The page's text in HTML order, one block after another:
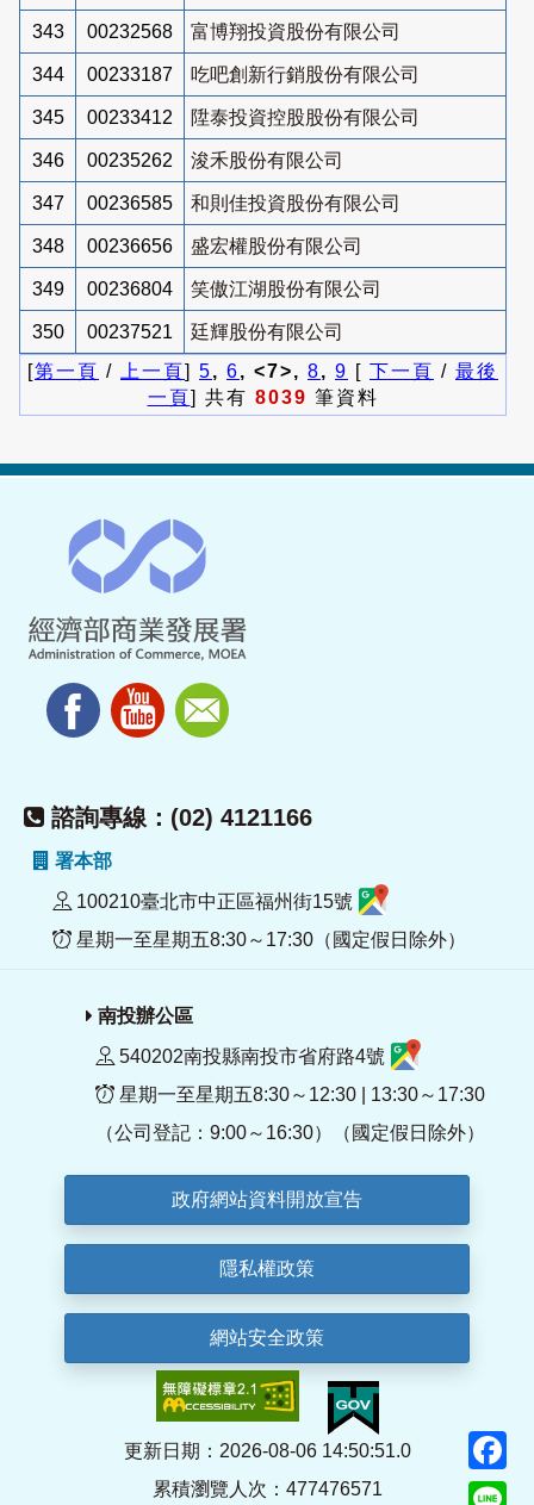
343 00232568 富博翔投資股份有限公司
344 00233187 吃吧創新行銷股份有限公司
345 00233412 陞泰投資控股股份有限公司
346 00235262 浚禾股份有限公司
347 00236585 和則佳投資股份有限公司
348 00236656 盛宏權股份有限公司
349 00236804 笑傲江湖股份有限公司
350 00237521
廷輝股份有限公司
[第一頁 / 上一頁] 5, 6, <7>, 8, 9 [ 下一頁 / 最後
一頁] 共有 8039 筆資料
諮詢專線：(02) 4121166
署本部
100210臺北市中正區福州街15號
星期一至星期五8:30～17:30（國定假日除外）
南投辦公區
540202南投縣南投市省府路4號
星期一至星期五8:30～12:30 | 13:30～17:30
（公司登記：9:00～16:30）（國定假日除外）
政府網站資料開放宣告
隱私權政策
網站安全政策
更新日期：2026-08-06 14:50:51.0
累積瀏覽人次：477476571